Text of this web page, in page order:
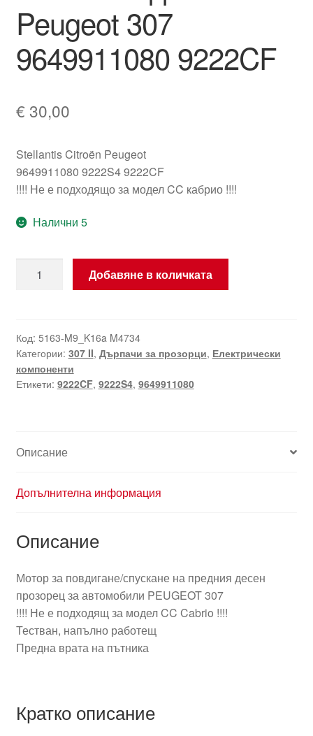
Peugeot 307
9649911080 9222CF
€ 30,00
Stellantis Citroën Peugeot
9649911080 9222S4 9222CF
!!!! Не е подходящо за модел CC кабрио !!!!
Налични 5
преден
десен
стъклоповдигач
Peugeot
Добавяне в количката
Код: 5163-M9_K16a M4734
Категории: 307 II, Дърпачи за прозорци, Електрически
компоненти
Етикети: 9222CF, 9222S4, 9649911080
Описание
Допълнителна информация
Описание
Мотор за повдигане/спускане на предния десен
прозорец за автомобили PEUGEOT 307
!!!! Не е подходящ за модел CC Cabrio !!!!
Тестван, напълно работещ
Предна врата на пътника
Кратко описание